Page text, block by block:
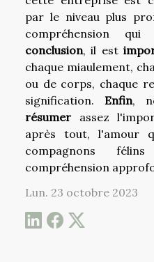
par le niveau plus
compréhension
conclusion, il est
chaque miaulement,
ou de corps, chaque
signification. Enfin,
résumer assez
après tout, l'amour
compagnons
compréhension
Lun. 23 octobre 2023